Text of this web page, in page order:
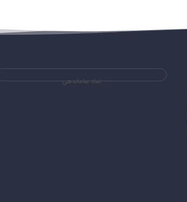
نماد ساماندهی